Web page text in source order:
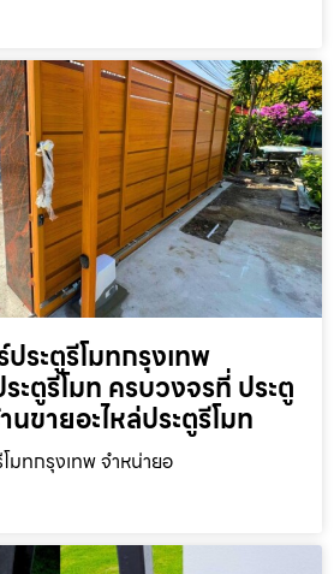
ระตูรีโมทกรุงเทพ
ะตูรีโมท ครบวงจรที่ ประตู
ขายอะไหล่ประตูรีโมท
มทกรุงเทพ จำหน่ายอ